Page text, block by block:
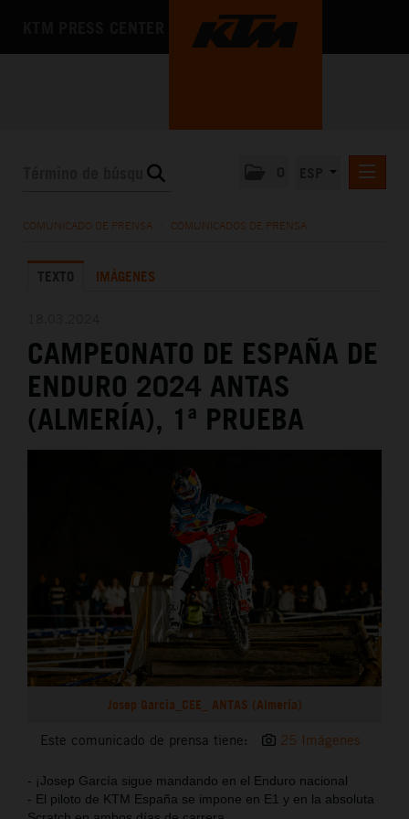
LA EMPRESA
COMUNICADO DE PRENSA COMUNICADOS DE PRENSA
TEXTO IMÁGENES
CAMPEONATO DE ESPAÑA DE
ENDURO 2024 ANTAS
(ALMERÍA), 1ª PRUEBA
Josep García_CEE_ ANTAS (Almería)
Este comunicado de prensa tiene: 25 Imágenes
- ¡Josep García sigue mandando en el Enduro nacional
- El piloto de KTM España se impone en E1 y en la absoluta